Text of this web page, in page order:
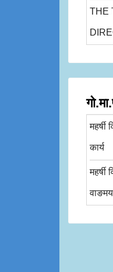
THE
महर्षी
कार्य
महर्षी
वाङमय